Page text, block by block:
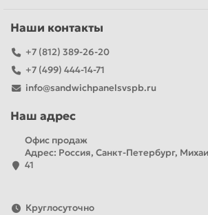
Наши контакты
+7 (812) 389-26-20
+7 (499) 444-14-71
info@sandwichpanelsvspb.ru
Наш адрес
Офис продаж
Адрес: Россия, Санкт-Петербург,
41
Круглосуточно